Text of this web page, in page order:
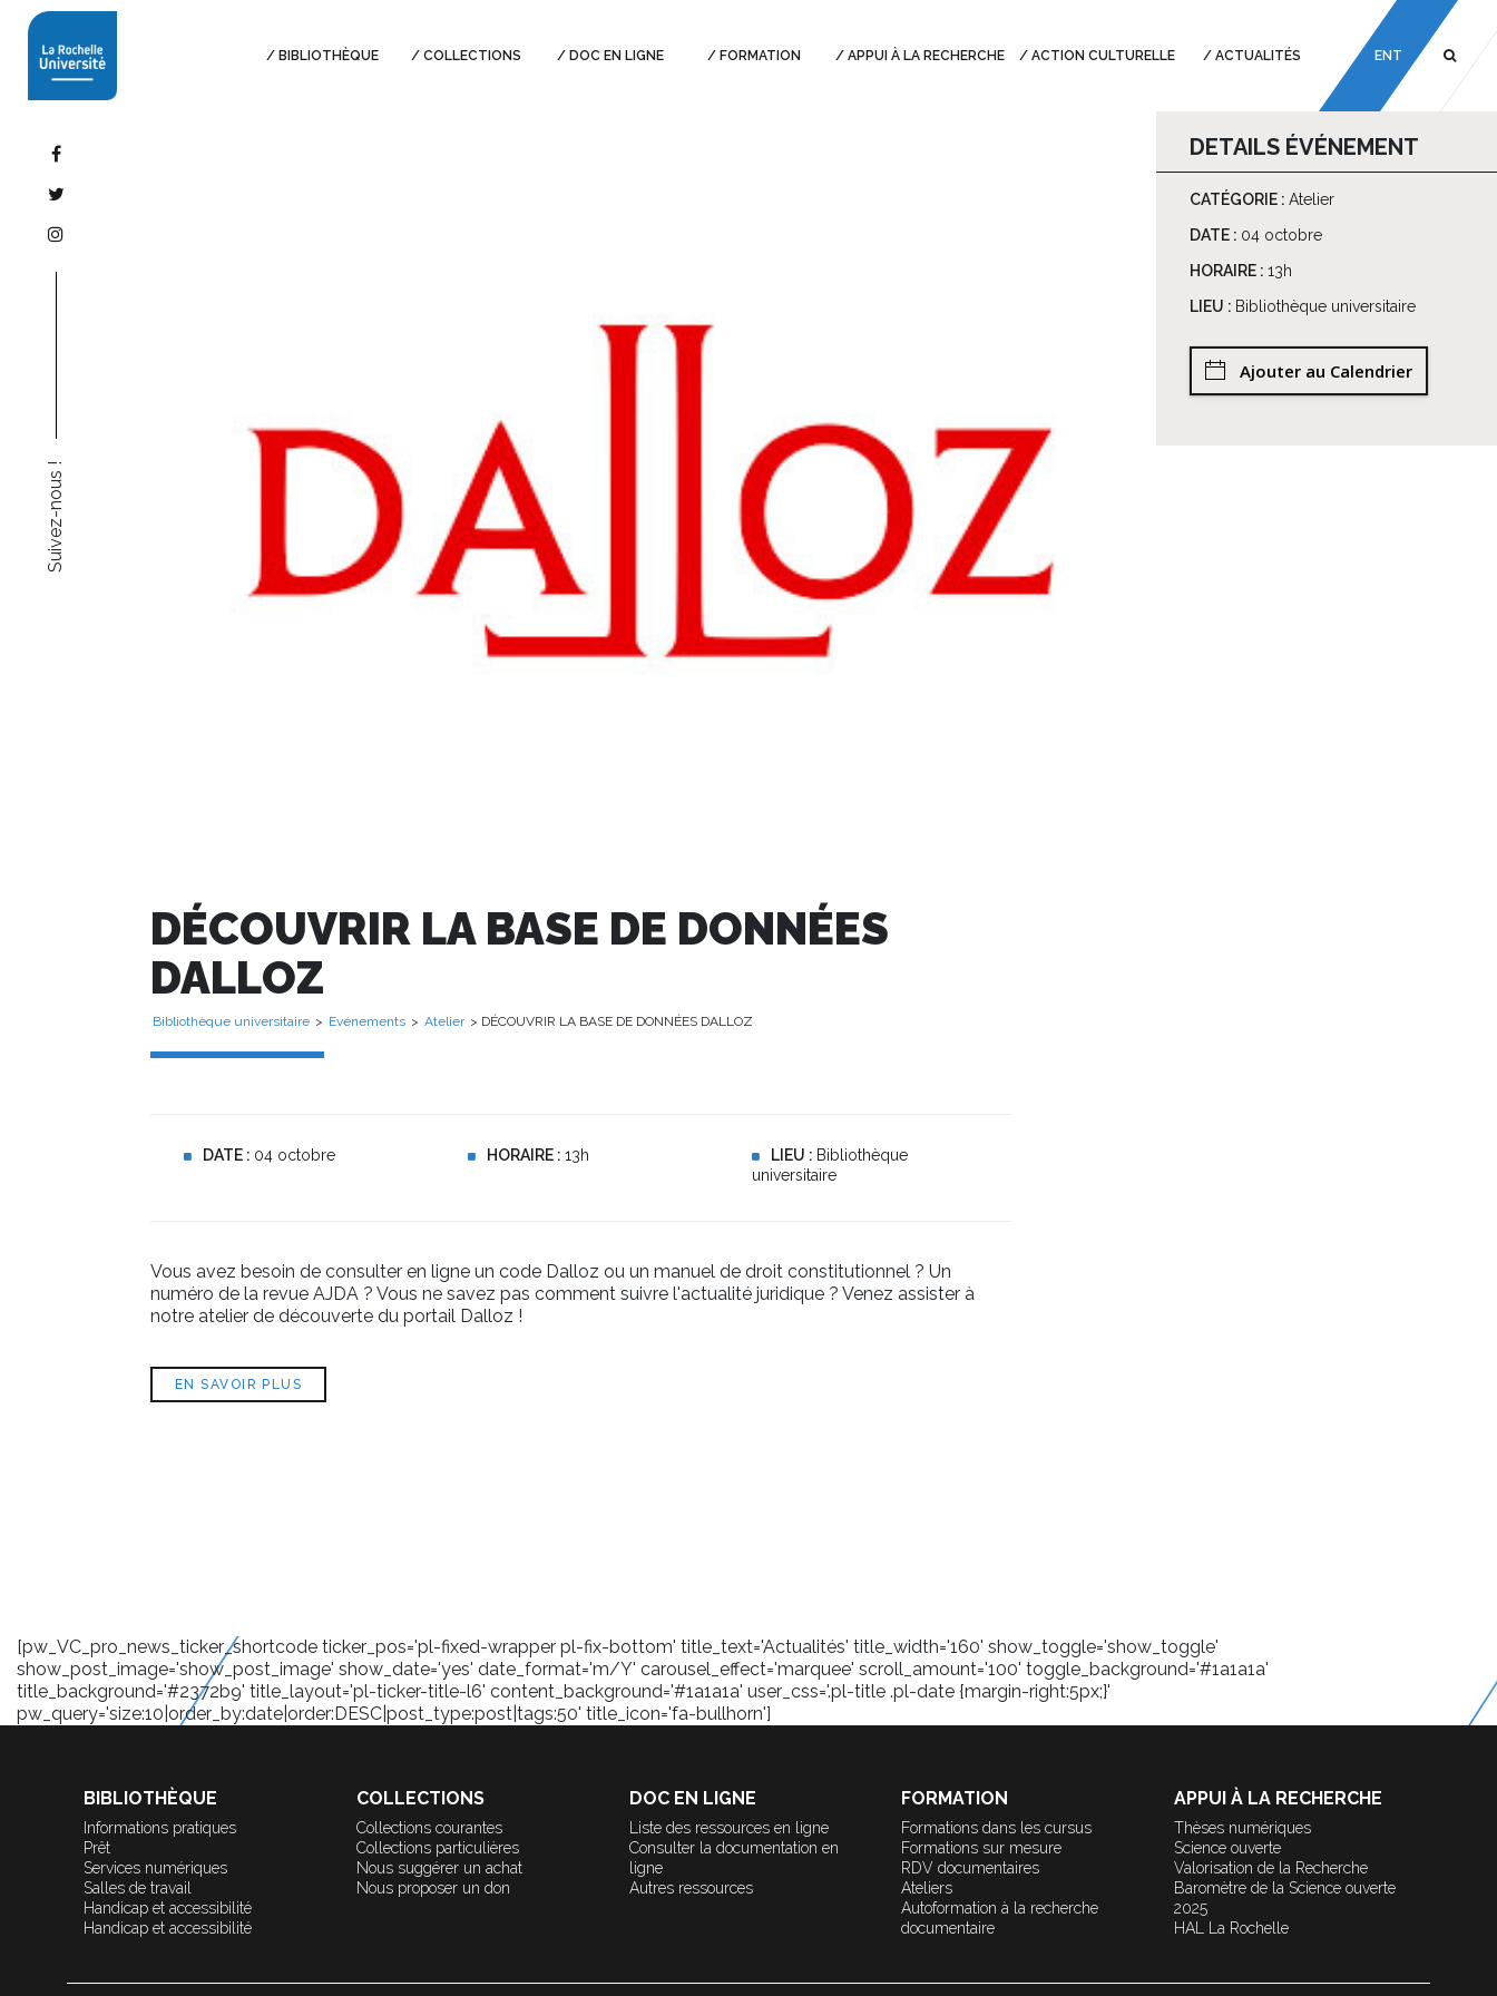
BIBLIOTHÈQUE COLLECTIONS DOC EN LIGNE FORMATION APPUI À LA RECHERCHE ACTION CULTURELLE ACTUALITÉS ENT
Suivez-nous !
DÉCOUVRIR LA BASE DE DONNÉES
DALLOZ
Bibliothèque universitaire > Evénements > Atelier > DÉCOUVRIR LA BASE DE DONNÉES DALLOZ
DATE : 04 octobre HORAIRE :13h LIEU : Bibliothèque
universitaire
Vous avez besoin de consulter en ligne un code Dalloz ou un manuel de droit constitutionnel ? Un
numéro de la revue AJDA ? Vous ne savez pas comment suivre l'actualité juridique ? Venez assister à
notre atelier de découverte du portail Dalloz !
EN SAVOIR PLUS
DETAILS ÉVÉNEMENT
CATÉGORIE : Atelier
DATE : 04 octobre
HORAIRE : 13h
LIEU : Bibliothèque universitaire
Ajouter au Calendrier
[pw_VC_pro_news_ticker_shortcode ticker_pos='pl-fixed-wrapper pl-fix-bottom' title_text='Actualités' title_width='160' show_toggle='show_toggle'
show_post_image='show_post_image' show_date='yes' date_format='m/Y' carousel_effect='marquee' scroll_amount='100' toggle_background='#1a1a1a'
title_background='#2372b9' title_layout='pl-ticker-title-l6' content_background='#1a1a1a' user_css='.pl-title .pl-date {margin-right:5px;}'
pw_query='size:10|order_by:date|order:DESC|post_type:post|tags:50' title_icon='fa-bullhorn']
BIBLIOTHÈQUE
Informations pratiques
Prêt
Services numériques
Salles de travail
Handicap et accessibilité
Handicap et accessibilité
COLLECTIONS
Collections courantes
Collections particulières
Nous suggérer un achat
Nous proposer un don
DOC EN LIGNE
Liste des ressources en ligne
Consulter la documentation en
ligne
Autres ressources
FORMATION
Formations dans les cursus
Formations sur mesure
RDV documentaires
Ateliers
Autoformation à la recherche
documentaire
APPUI À LA RECHERCHE
Thèses numériques
Science ouverte
Valorisation de la Recherche
Baromètre de la Science ouverte
2025
HAL La Rochelle